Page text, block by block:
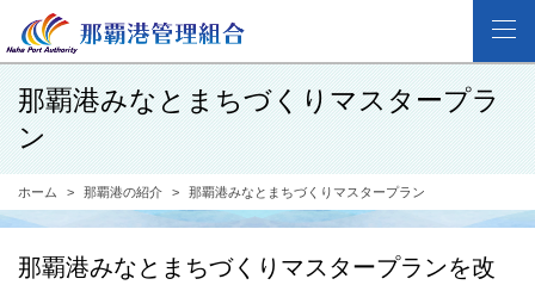
那覇港みなとまちづくりマスタープラ
ン
ホーム 那覇港の紹介 那覇港みなとまちづくりマスタープラン
那覇港みなとまちづくりマスタープランを改